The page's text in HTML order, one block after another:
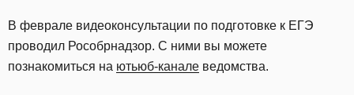
В феврале видеоконсультации по подготовке к ЕГЭ
проводил Рособрнадзор. С ними вы можете
познакомиться на ютьюб-канале ведомства.